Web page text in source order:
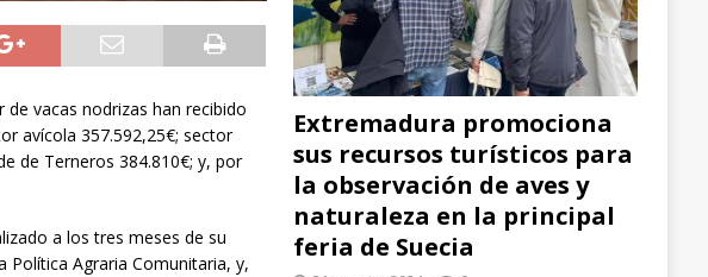
vacas nodrizas han recibido
avícola 357.592,25€; sector
de Terneros 384.810€; y, por
a los tres meses de su
Política Agraria Comunitaria, y,
Extremadura promociona
sus recursos turísticos para
la observación de aves y
naturaleza en la principal
feria de Suecia